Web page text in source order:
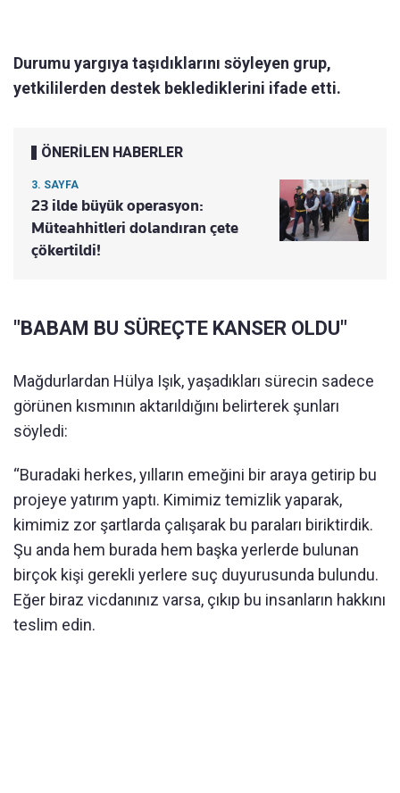
Durumu yargıya taşıdıklarını söyleyen grup,
yetkililerden destek beklediklerini ifade etti.
ÖNERİLEN HABERLER
3. SAYFA
23 ilde büyük operasyon:
Müteahhitleri dolandıran çete
çökertildi!
"BABAM BU SÜREÇTE KANSER OLDU"
Mağdurlardan Hülya Işık, yaşadıkları sürecin sadece
görünen kısmının aktarıldığını belirterek şunları
söyledi:
“Buradaki herkes, yılların emeğini bir araya getirip bu
projeye yatırım yaptı. Kimimiz temizlik yaparak,
kimimiz zor şartlarda çalışarak bu paraları biriktirdik.
Şu anda hem burada hem başka yerlerde bulunan
birçok kişi gerekli yerlere suç duyurusunda bulundu.
Eğer biraz vicdanınız varsa, çıkıp bu insanların hakkını
teslim edin.